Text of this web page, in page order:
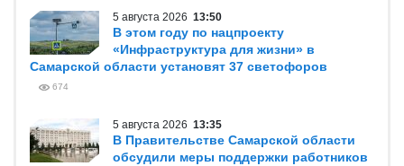
5 августа 2026 13:50
В этом году по нацпроекту
«Инфраструктура для жизни» в
Самарской области установят 37 светофоров
674
5 августа 2026 13:35
В Правительстве Самарской области
обсудили меры поддержки работников